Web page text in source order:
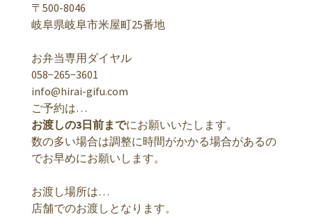
〒500-8046
岐阜県岐阜市米屋町25番地
お弁当専用ダイヤル
058−265−3601
info@hirai-gifu.com
ご予約は…
お渡しの3日前までにお願いいたします。
数の多い場合は調整に時間がかかる場合があるの
でお早めにお願いします。
お渡し場所は…
店舗でのお渡しとなります。